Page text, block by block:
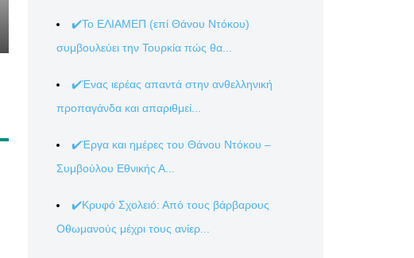
✔️Το ΕΛΙΑΜΕΠ (επί Θάνου Ντόκου)
συμβουλεύει την Τουρκία πώς θα...
✔️Ένας ιερέας απαντά στην ανθελληνική
προπαγάνδα και απαριθμεί...
✔️Έργα και ημέρες του Θάνου Ντόκου –
Συμβούλου Εθνικής Α...
✔️Κρυφό Σχολειό: Από τους βάρβαρους
Οθωμανούς μέχρι τους ανίερ...